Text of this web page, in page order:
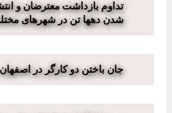
تداوم بازداشت معترضان و
شدن دهها تن در شهرهای
جان باختن دو کارگر در اصفهان